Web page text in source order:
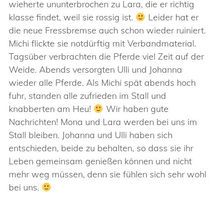
wieherte ununterbrochen zu Lara, die er richtig
klasse findet, weil sie rossig ist.
Leider hat er
die neue Fressbremse auch schon wieder ruiniert.
Michi flickte sie notdürftig mit Verbandmaterial.
Tagsüber verbrachten die Pferde viel Zeit auf der
Weide. Abends versorgten Ulli und Johanna
wieder alle Pferde. Als Michi spät abends hoch
fuhr, standen alle zufrieden im Stall und
knabberten am Heu!
Wir haben gute
Nachrichten! Mona und Lara werden bei uns im
Stall bleiben. Johanna und Ulli haben sich
entschieden, beide zu behalten, so dass sie ihr
Leben gemeinsam genießen können und nicht
mehr weg müssen, denn sie fühlen sich sehr wohl
bei uns.